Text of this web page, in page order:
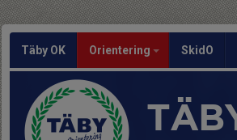
Täby OK Orientering SkidO